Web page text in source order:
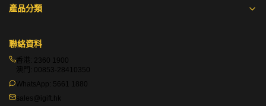
產品分類
聯絡資料
香港: 2360 1900
澳門: 00853-28410350
WhatsApp: 5661 1880
sales@igift.hk